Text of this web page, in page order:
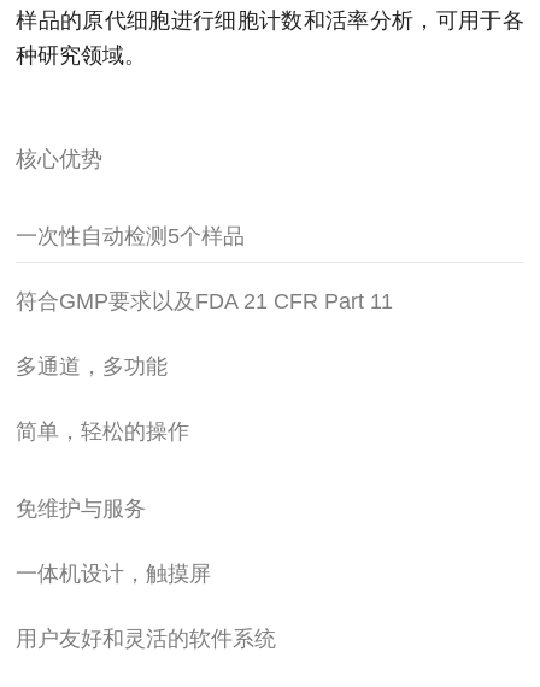
样品的原代细胞进行细胞计数和活率分析，可用于各
种研究领域。
核心优势
一次性自动检测5个样品
符合GMP要求以及FDA 21 CFR Part 11
多通道，多功能
简单，轻松的操作
免维护与服务
一体机设计，触摸屏
用户友好和灵活的软件系统